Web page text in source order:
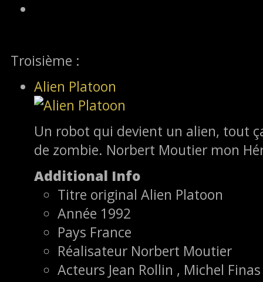
Troisième :
Alien Platoon
Un robot qui devient un alien, tout
de zombie. Norbert Moutier mon
Additional Info
Titre original Alien Platoon
Année 1992
Pays France
Réalisateur Norbert Moutier
Acteurs Jean Rollin , Michel